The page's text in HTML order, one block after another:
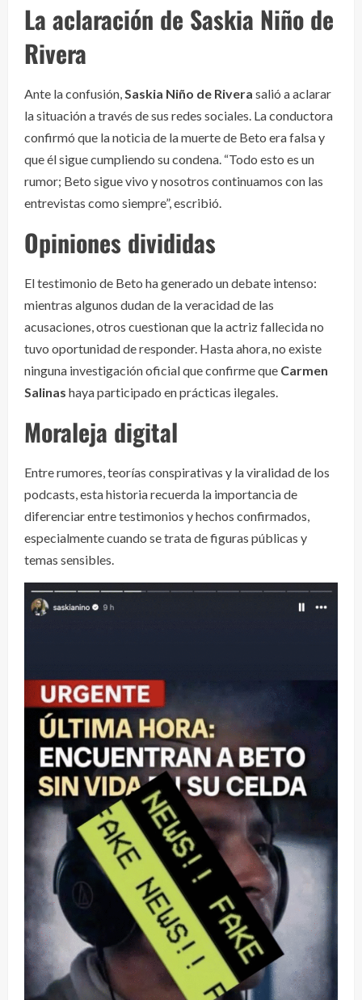
La aclaración de Saskia Niño de
Rivera
Ante la confusión,Saskia Niño de Rivera salió a aclarar
la situación a través de sus redes sociales. La conductora
confirmó que la noticia de la muerte de Beto era falsa y
que él sigue cumpliendo su condena. “Todo esto es un
rumor; Beto sigue vivo y nosotros continuamos con las
entrevistas como siempre”, escribió.
Opiniones divididas
El testimonio de Beto ha generado un debate intenso:
mientras algunos dudan de la veracidad de las
acusaciones, otros cuestionan que la actriz fallecida no
tuvo oportunidad de responder. Hasta ahora, no existe
ninguna investigación oficial que confirme que Carmen
Salinas haya participado en prácticas ilegales.
Moraleja digital
Entre rumores, teorías conspirativas y la viralidad de los
podcasts, esta historia recuerda la importancia de
diferenciar entre testimonios y hechos confirmados,
especialmente cuando se trata de figuras públicas y
temas sensibles.